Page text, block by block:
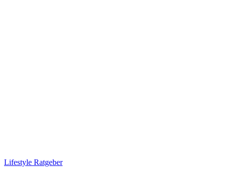
Lifestyle Ratgeber